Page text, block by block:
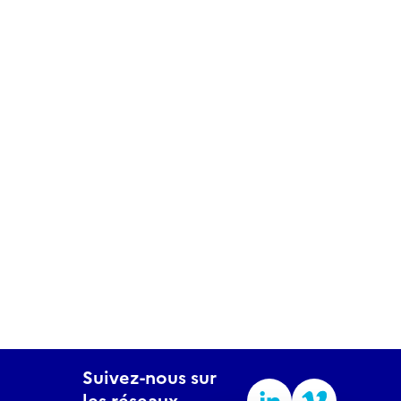
Suivez-nous sur